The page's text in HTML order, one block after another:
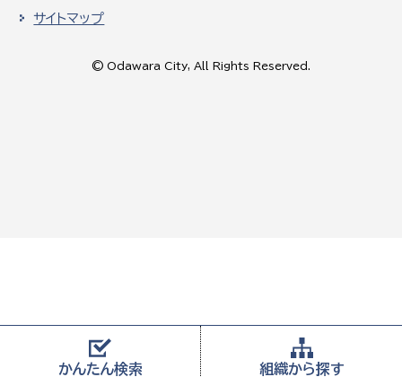
かんたん検索 組織から探す
サイトマップ
© Odawara City, All Rights Reserved.